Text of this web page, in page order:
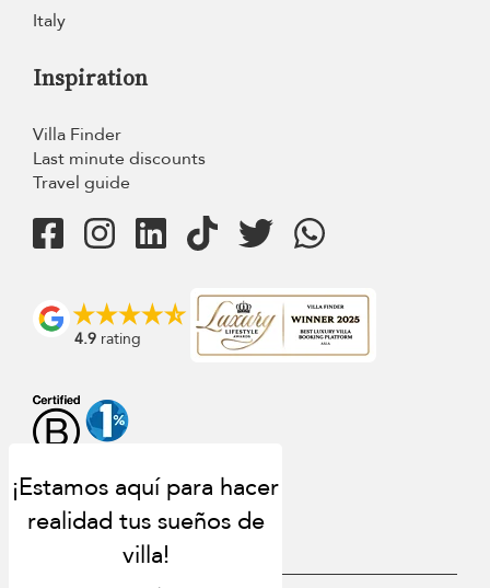
Italy
Inspiration
Villa Finder
Last minute discounts
Travel guide
4.9 rating